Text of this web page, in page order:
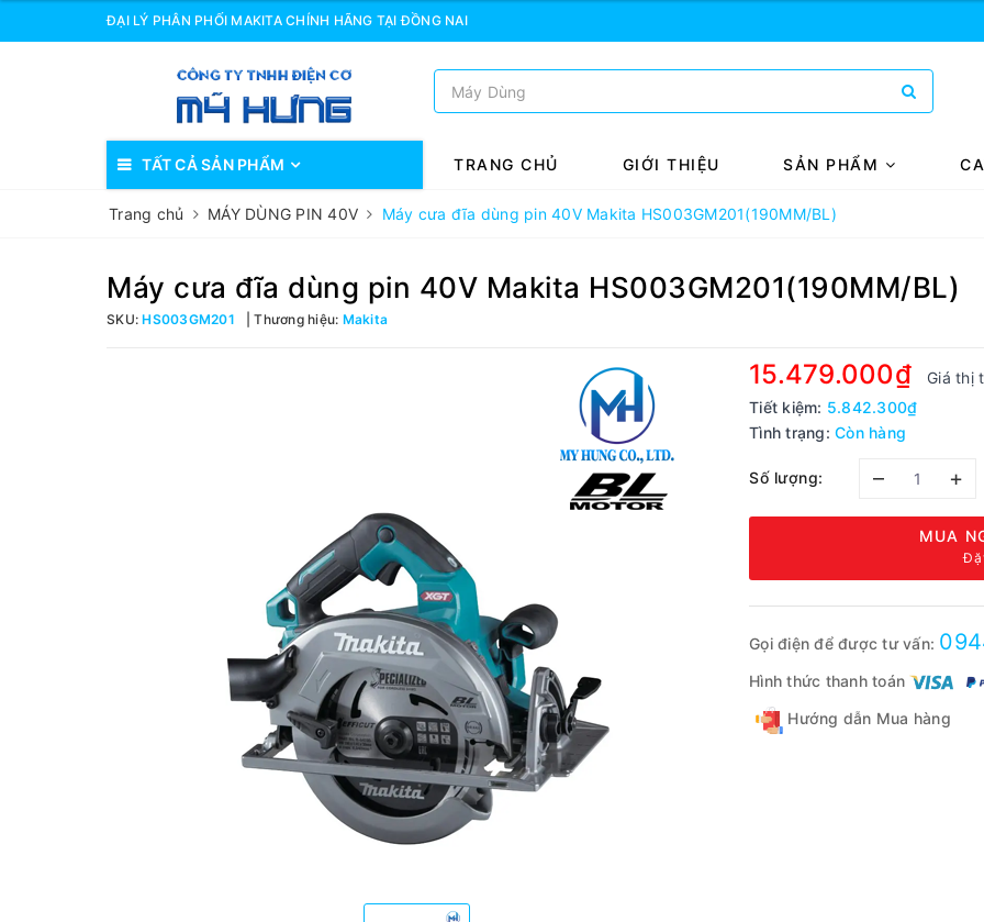
ĐẠI LÝ PHÂN PHỐI MAKITA CHÍNH HÃNG TẠI ĐỒNG NAI
TẤT CẢ SẢN PHẨM TRANG CHỦ GIỚI THIỆU SẢN PHẨM
Trang chủ MÁY DÙNG PIN 40V Máy cưa đĩa dùng pin 40V Makita HS003GM201(190MM/BL)
Máy cưa đĩa dùng pin 40V Makita HS003GM201(190MM/BL)
SKU:HS003GM201 Thương hiệu: Makita
15.479.000₫ Giá thị
Tiết kiệm: 5.842.300₫
Tình trạng: Còn hàng
Số lượng: – +
MUA
Gọi điện để được tư vấn:
Hình thức thanh toán
Hướng dẫn Mua hàng